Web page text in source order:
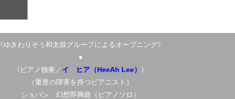
《ゆきわりそう和太鼓グループによるオープニング》
●
《ピアノ独奏／イ ヒア（HeeAh Lee） 》
（重度の障害を持つピアニスト）
ショパン 幻想即興曲（ピアノソロ）